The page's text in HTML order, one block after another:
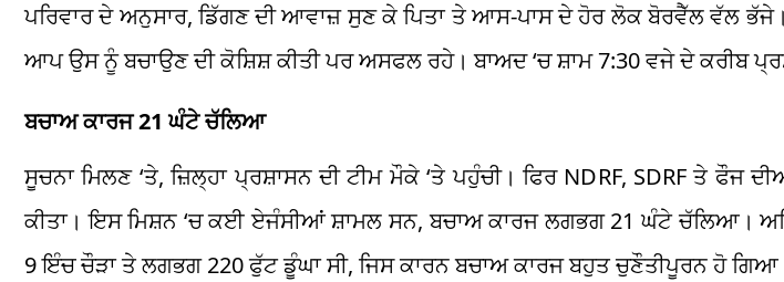
ਪਰਿਵਾਰ ਦੇ ਅਨੁਸਾਰ, ਡਿੱਗਣ ਦੀ ਆਵਾਜ਼ ਸੁਣ ਕੇ ਪਿਤਾ ਤੇ ਆਸ-ਪਾਸ ਦੇ ਹੋਰ ਲੋਕ ਬੋਰਵੈੱਲ ਵੱਲ
ਆਪ ਉਸ ਨੂੰ ਬਚਾਉਣ ਦੀ ਕੋਸ਼ਿਸ਼ ਕੀਤੀ ਪਰ ਅਸਫਲ ਰਹੇ। ਬਾਅਦ ‘ਚ ਸ਼ਾਮ 7:30 ਵਜੇ ਦੇ ਕਰੀਬ
ਬਚਾਅ ਕਾਰਜ 21 ਘੰਟੇ ਚੱਲਿਆ
ਸੂਚਨਾ ਮਿਲਣ ‘ਤੇ, ਜ਼ਿਲ੍ਹਾ ਪ੍ਰਸ਼ਾਸਨ ਦੀ ਟੀਮ ਮੌਕੇ ‘ਤੇ ਪਹੁੰਚੀ। ਫਿਰ NDRF, SDRF ਤੇ ਫੌਜ
ਕੀਤਾ। ਇਸ ਮਿਸ਼ਨ ‘ਚ ਕਈ ਏਜੰਸੀਆਂ ਸ਼ਾਮਲ ਸਨ, ਬਚਾਅ ਕਾਰਜ ਲਗਭਗ 21 ਘੰਟੇ ਚੱਲਿਆ।
9 ਇੰਚ ਚੌੜਾ ਤੇ ਲਗਭਗ 220 ਫੁੱਟ ਡੂੰਘਾ ਸੀ, ਜਿਸ ਕਾਰਨ ਬਚਾਅ ਕਾਰਜ ਬਹੁਤ ਚੁਣੌਤੀਪੂਰਨ ਹੋ